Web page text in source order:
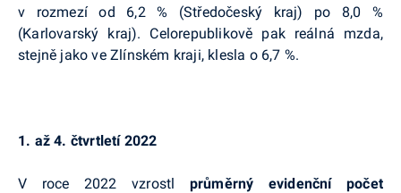
v rozmezí od 6,2 % (Středočeský kraj) po 8,0 %
(Karlovarský kraj). Celorepublikově pak reálná mzda,
stejně jako ve Zlínském kraji, klesla o 6,7 %.
1. až 4. čtvrtletí 2022
V roce 2022 vzrostl průměrný evidenční počet